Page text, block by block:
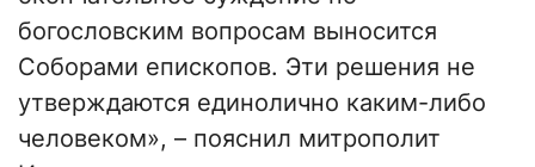
богословским вопросам выносится
Соборами епископов. Эти решения не
утверждаются единолично каким-либо
человеком», – пояснил митрополит